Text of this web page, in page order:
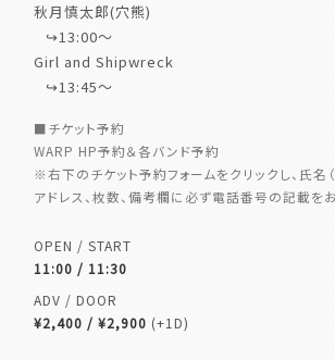
秋月慎太郎(穴熊)
⠀↪︎13:00〜
Girl and Shipwreck
⠀↪︎13:45〜
■チケット予約
WARP HP予約＆各バンド予約
※右下のチケット予約フォームをクリックし、氏名（
アドレス、枚数、備考欄に必ず電話番号の記載を
OPEN / START
11:00 / 11:30
ADV / DOOR
¥2,400 / ¥2,900 (+1D)